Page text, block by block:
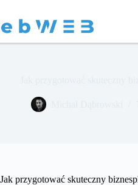
treści
Jak przygotować skuteczny